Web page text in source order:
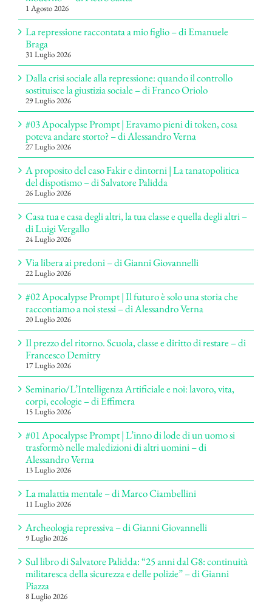
1 Agosto 2026
La repressione raccontata a mio figlio – di Emanuele
Braga
31 Luglio 2026
Dalla crisi sociale alla repressione: quando il controllo
sostituisce la giustizia sociale – di Franco Oriolo
29 Luglio 2026
#03 Apocalypse Prompt | Eravamo pieni di token, cosa
poteva andare storto? – di Alessandro Verna
27 Luglio 2026
A proposito del caso Fakir e dintorni | La tanatopolitica
del dispotismo – di Salvatore Palidda
26 Luglio 2026
Casa tua e casa degli altri, la tua classe e quella degli altri –
di Luigi Vergallo
24 Luglio 2026
Via libera ai predoni – di Gianni Giovannelli
22 Luglio 2026
#02 Apocalypse Prompt | Il futuro è solo una storia che
raccontiamo a noi stessi – di Alessandro Verna
20 Luglio 2026
Il prezzo del ritorno. Scuola, classe e diritto di restare – di
Francesco Demitry
17 Luglio 2026
Seminario/L’Intelligenza Artificiale e noi: lavoro, vita,
corpi, ecologie – di Effimera
15 Luglio 2026
#01 Apocalypse Prompt | L’inno di lode di un uomo si
trasformò nelle maledizioni di altri uomini – di
Alessandro Verna
13 Luglio 2026
La malattia mentale – di Marco Ciambellini
11 Luglio 2026
Archeologia repressiva – di Gianni Giovannelli
9 Luglio 2026
Sul libro di Salvatore Palidda: “25 anni dal G8: continuità
militaresca della sicurezza e delle polizie” – di Gianni
Piazza
8 Luglio 2026